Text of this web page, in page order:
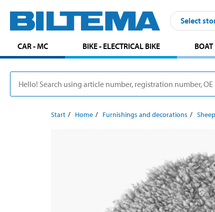
Select
CAR - MC BIKE - ELECTRICAL BIKE BOAT
Start Home Furnishings and decorations